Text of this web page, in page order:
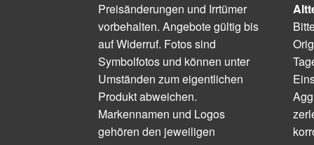
Preisänderungen und Irrtümer
vorbehalten. Angebote gültig bis
auf Widerruf. Fotos sind
Symbolfotos und können unter
Umständen zum eigentlichen
Produkt abweichen.
Markennamen und Logos
gehören den jeweiligen